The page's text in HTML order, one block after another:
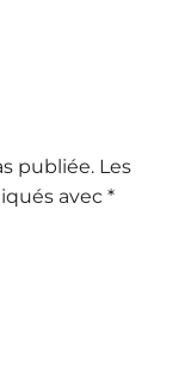
publiée. Les
avec*